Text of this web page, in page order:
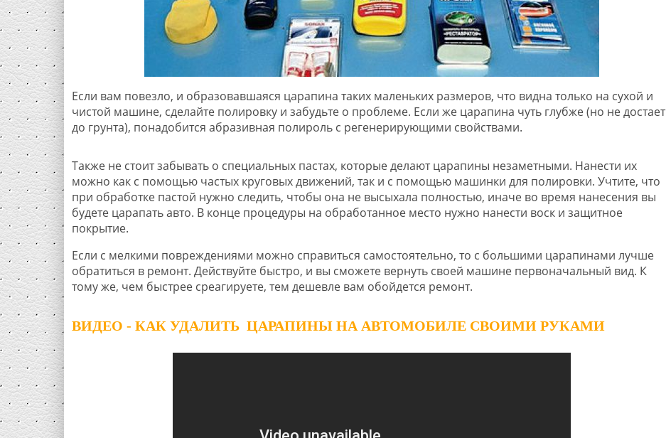
Если вам повезло, и образовавшаяся царапина таких маленьких размеров, что видна только на сухой и
чистой машине, сделайте полировку и забудьте о проблеме. Если же царапина чуть глубже (но не достает
до грунта), понадобится абразивная полироль с регенерирующими свойствами.
Также не стоит забывать о специальных пастах, которые делают царапины незаметными. Нанести их
можно как с помощью частых круговых движений, так и с помощью машинки для полировки. Учтите, что
при обработке пастой нужно следить, чтобы она не высыхала полностью, иначе во время нанесения вы
будете царапать авто. В конце процедуры на обработанное место нужно нанести воск и защитное
покрытие.
Если с мелкими повреждениями можно справиться самостоятельно, то с большими царапинами лучше
обратиться в ремонт. Действуйте быстро, и вы сможете вернуть своей машине первоначальный вид. К
тому же, чем быстрее среагируете, тем дешевле вам обойдется ремонт.
ВИДЕО - КАК УДАЛИТЬ ЦАРАПИНЫ НА АВТОМОБИЛЕ СВОИМИ РУКАМИ